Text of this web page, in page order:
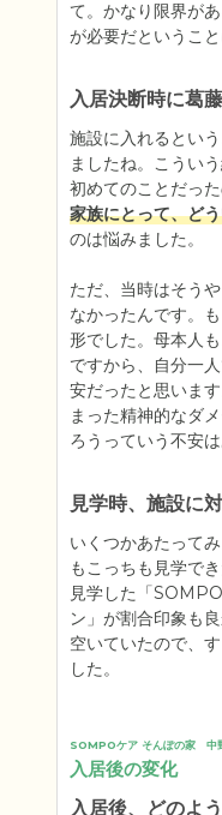
て。かなり限界が
が必要だということ
入居決断時に葛
施設に入れるとい
ましたね。こうい
初めてのことだった
家族にとって、ど
のは悩みました。
ただ、当時はそう
なかったんです。
形でした。母本人
ですから、自分一
安だったと思いま
まった精神的なダ
ろうっていう不安は
見学時、施設に
いくつかあたって
もこっちも見学で
見学した「
ン」が割合印象も
空いていたので、
した。
SOMPOケア そんぽの家　中
入居後の変化
入居後、どのよ